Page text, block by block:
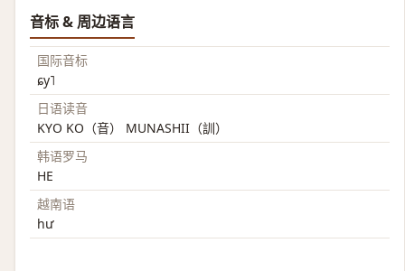
音标 & 周边语言
国际音标
ɕy˥
日语读音
KYO KO（音） MUNASHII（訓）
韩语罗马
HE
越南语
hư